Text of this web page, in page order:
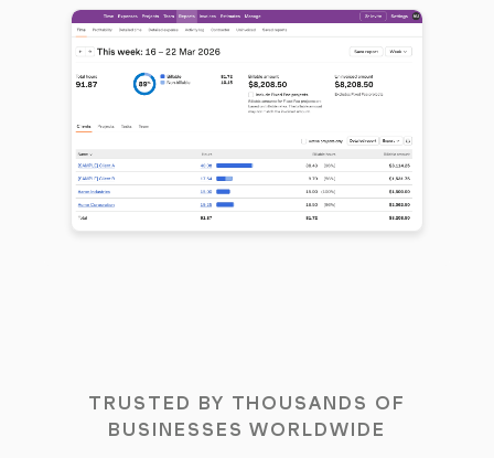
TRUSTED BY THOUSANDS OF
BUSINESSES WORLDWIDE